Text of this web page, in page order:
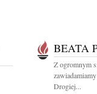
BEATA
Z ogromnym
Drogiej...